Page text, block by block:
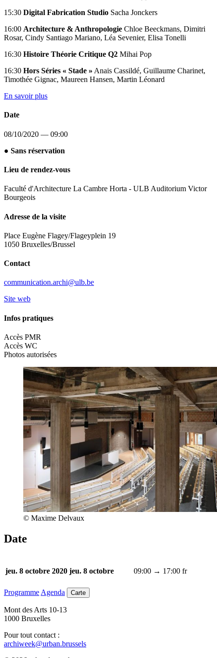
15:30 Digital Fabrication Studio Sacha Jonckers
16:00 Architecture & Anthropologie Chloe Beeckmans, Dimitri
Rosar, Cindy Santiago Mariano, Léa Sevenier, Elisa Tonelli
16:30 Histoire Théorie Critique Q2 Mihai Pop
16:30 Hors Séries « Stade » Anais Cassildé, Guillaume Charinet,
Timothée Gignac, Maureen Hansen, Martin Léonard
En savoir plus
Date
08/10/2020 — 09:00
● Sans réservation
Lieu de rendez-vous
Faculté d'Architecture La Cambre Horta - ULB Auditorium Victor
Bourgeois
Adresse de la visite
Place Eugène Flagey/Flageyplein 19
1050 Bruxelles/Brussel
Contact
communication.archi@ulb.be
Site web
Infos pratiques
Accès PMR
Accès WC
Photos autorisées
© Maxime Delvaux
Date
jeu. 8 octobre 2020 jeu. 8 octobre 09:00 → 17:00 fr
Programme Agenda Carte
Mont des Arts 10-13
1000 Bruxelles
Pour tout contact :
archiweek@urban.brussels